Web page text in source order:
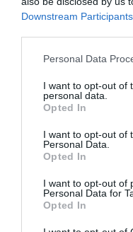
Downstream Participants
Personal Data
I want to opt-out of
personal data.
Opted In
I want to opt-out of
Personal Data.
Opted In
I want to opt-out of
Personal Data for
Opted In
χειμερινές
puffermetallic
κράνος της.
έχουν κερδίσει